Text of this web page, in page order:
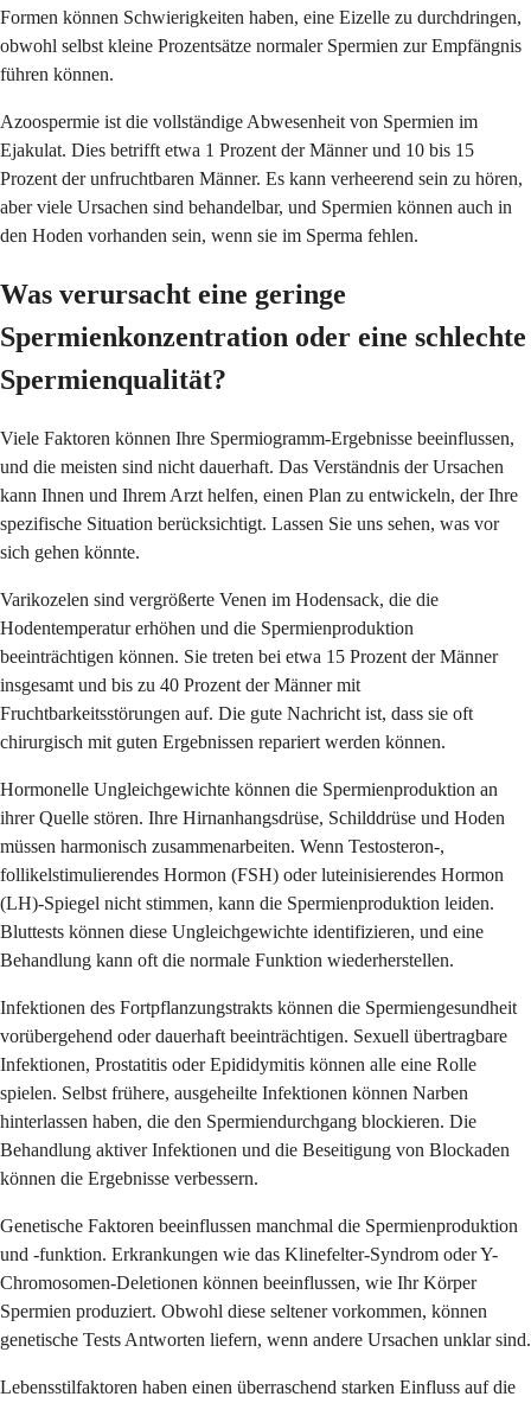
Formen können Schwierigkeiten haben, eine Eizelle zu durchdringen,
obwohl selbst kleine Prozentsätze normaler Spermien zur Empfängnis
führen können.
Azoospermie ist die vollständige Abwesenheit von Spermien im
Ejakulat. Dies betrifft etwa 1 Prozent der Männer und 10 bis 15
Prozent der unfruchtbaren Männer. Es kann verheerend sein zu hören,
aber viele Ursachen sind behandelbar, und Spermien können auch in
den Hoden vorhanden sein, wenn sie im Sperma fehlen.
Was verursacht eine geringe
Spermienkonzentration oder eine schlechte
Spermienqualität?
Viele Faktoren können Ihre Spermiogramm-Ergebnisse beeinflussen,
und die meisten sind nicht dauerhaft. Das Verständnis der Ursachen
kann Ihnen und Ihrem Arzt helfen, einen Plan zu entwickeln, der Ihre
spezifische Situation berücksichtigt. Lassen Sie uns sehen, was vor
sich gehen könnte.
Varikozelen sind vergrößerte Venen im Hodensack, die die
Hodentemperatur erhöhen und die Spermienproduktion
beeinträchtigen können. Sie treten bei etwa 15 Prozent der Männer
insgesamt und bis zu 40 Prozent der Männer mit
Fruchtbarkeitsstörungen auf. Die gute Nachricht ist, dass sie oft
chirurgisch mit guten Ergebnissen repariert werden können.
Hormonelle Ungleichgewichte können die Spermienproduktion an
ihrer Quelle stören. Ihre Hirnanhangsdrüse, Schilddrüse und Hoden
müssen harmonisch zusammenarbeiten. Wenn Testosteron-,
follikelstimulierendes Hormon (FSH) oder luteinisierendes Hormon
(LH)-Spiegel nicht stimmen, kann die Spermienproduktion leiden.
Bluttests können diese Ungleichgewichte identifizieren, und eine
Behandlung kann oft die normale Funktion wiederherstellen.
Infektionen des Fortpflanzungstrakts können die Spermiengesundheit
vorübergehend oder dauerhaft beeinträchtigen. Sexuell übertragbare
Infektionen, Prostatitis oder Epididymitis können alle eine Rolle
spielen. Selbst frühere, ausgeheilte Infektionen können Narben
hinterlassen haben, die den Spermiendurchgang blockieren. Die
Behandlung aktiver Infektionen und die Beseitigung von Blockaden
können die Ergebnisse verbessern.
Genetische Faktoren beeinflussen manchmal die Spermienproduktion
und -funktion. Erkrankungen wie das Klinefelter-Syndrom oder Y-
Chromosomen-Deletionen können beeinflussen, wie Ihr Körper
Spermien produziert. Obwohl diese seltener vorkommen, können
genetische Tests Antworten liefern, wenn andere Ursachen unklar sind.
Lebensstilfaktoren haben einen überraschend starken Einfluss auf die